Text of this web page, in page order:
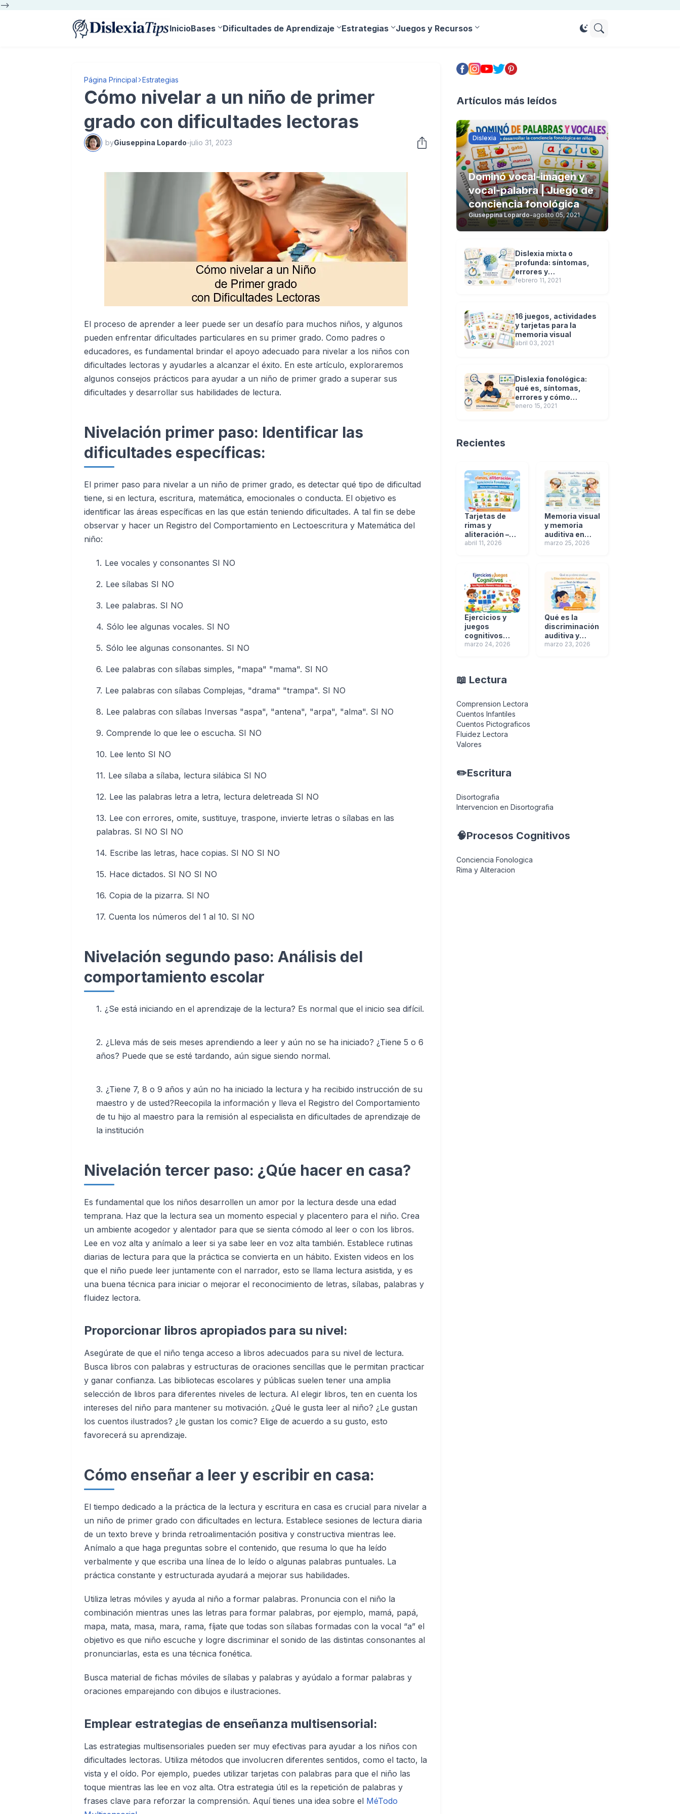
-->
InicioBases Dificultades de Aprendizaje Estrategias Juegos y Recursos
Página Principal Estrategias
Cómo nivelar a un niño de primer
grado con dificultades lectoras
byGiuseppina Lopardo-julio 31, 2023
El proceso de aprender a leer puede ser un desafío para muchos niños, y algunos
pueden enfrentar dificultades particulares en su primer grado. Como padres o
educadores, es fundamental brindar el apoyo adecuado para nivelar a los niños con
dificultades lectoras y ayudarles a alcanzar el éxito. En este artículo, exploraremos
algunos consejos prácticos para ayudar a un niño de primer grado a superar sus
dificultades y desarrollar sus habilidades de lectura.
Nivelación primer paso: Identificar las
dificultades específicas:
El primer paso para nivelar a un niño de primer grado, es detectar qué tipo de dificultad
tiene, si en lectura, escritura, matemática, emocionales o conducta. El objetivo es
identificar las áreas específicas en las que están teniendo dificultades. A tal fin se debe
observar y hacer un Registro del Comportamiento en Lectoescritura y Matemática del
niño:
Lee vocales y consonantes SI NO
Lee sílabas SI NO
Lee palabras. SI NO
Sólo lee algunas vocales. SI NO
Sólo lee algunas consonantes. SI NO
Lee palabras con sílabas simples, "mapa" "mama". SI NO
Lee palabras con sílabas Complejas, "drama" "trampa". SI NO
Lee palabras con sílabas Inversas "aspa", "antena", "arpa", "alma". SI NO
Comprende lo que lee o escucha. SI NO
Lee lento SI NO
Lee sílaba a sílaba, lectura silábica SI NO
Lee las palabras letra a letra, lectura deletreada SI NO
Lee con errores, omite, sustituye, traspone, invierte letras o sílabas en las
palabras. SI NO SI NO
Escribe las letras, hace copias. SI NO SI NO
Hace dictados. SI NO SI NO
Copia de la pizarra. SI NO
Cuenta los números del 1 al 10. SI NO
Nivelación segundo paso: Análisis del
comportamiento escolar
¿Se está iniciando en el aprendizaje de la lectura? Es normal que el inicio sea difícil.
¿Lleva más de seis meses aprendiendo a leer y aún no se ha iniciado? ¿Tiene 5 o 6
años? Puede que se esté tardando, aún sigue siendo normal.
¿Tiene 7, 8 o 9 años y aún no ha iniciado la lectura y ha recibido instrucción de su
maestro y de usted?Reecopila la información y lleva el Registro del Comportamiento
de tu hijo al maestro para la remisión al especialista en dificultades de aprendizaje de
la institución
Nivelación tercer paso: ¿Qúe hacer en casa?
Es fundamental que los niños desarrollen un amor por la lectura desde una edad
temprana. Haz que la lectura sea un momento especial y placentero para el niño. Crea
un ambiente acogedor y alentador para que se sienta cómodo al leer o con los libros.
Lee en voz alta y anímalo a leer si ya sabe leer en voz alta también. Establece rutinas
diarias de lectura para que la práctica se convierta en un hábito. Existen videos en los
que el niño puede leer juntamente con el narrador, esto se llama lectura asistida, y es
una buena técnica para iniciar o mejorar el reconocimiento de letras, sílabas, palabras y
fluidez lectora.
Proporcionar libros apropiados para su nivel:
Asegúrate de que el niño tenga acceso a libros adecuados para su nivel de lectura.
Busca libros con palabras y estructuras de oraciones sencillas que le permitan practicar
y ganar confianza. Las bibliotecas escolares y públicas suelen tener una amplia
selección de libros para diferentes niveles de lectura. Al elegir libros, ten en cuenta los
intereses del niño para mantener su motivación. ¿Qué le gusta leer al niño? ¿Le gustan
los cuentos ilustrados? ¿le gustan los comic? Elige de acuerdo a su gusto, esto
favorecerá su aprendizaje.
Cómo enseñar a leer y escribir en casa:
El tiempo dedicado a la práctica de la lectura y escritura en casa es crucial para nivelar a
un niño de primer grado con dificultades en lectura. Establece sesiones de lectura diaria
de un texto breve y brinda retroalimentación positiva y constructiva mientras lee.
Anímalo a que haga preguntas sobre el contenido, que resuma lo que ha leído
verbalmente y que escriba una línea de lo leído o algunas palabras puntuales. La
práctica constante y estructurada ayudará a mejorar sus habilidades.
Utiliza letras móviles y ayuda al niño a formar palabras. Pronuncia con el niño la
combinación mientras unes las letras para formar palabras, por ejemplo, mamá, papá,
mapa, mata, masa, mara, rama, fíjate que todas son sílabas formadas con la vocal “a” el
objetivo es que niño escuche y logre discriminar el sonido de las distintas consonantes al
pronunciarlas, esta es una técnica fonética.
Busca material de fichas móviles de sílabas y palabras y ayúdalo a formar palabras y
oraciones emparejando con dibujos e ilustraciones.
Emplear estrategias de enseñanza multisensorial:
Las estrategias multisensoriales pueden ser muy efectivas para ayudar a los niños con
dificultades lectoras. Utiliza métodos que involucren diferentes sentidos, como el tacto, la
vista y el oído. Por ejemplo, puedes utilizar tarjetas con palabras para que el niño las
toque mientras las lee en voz alta. Otra estrategia útil es la repetición de palabras y
frases clave para reforzar la comprensión. Aquí tienes una idea sobre el MéTodo
Artículos más leídos
Dislexia
Dominó vocal-imagen y
vocal-palabra | Juego de
conciencia fonológica
Giuseppina Lopardo-agosto 05, 2021
Dislexia mixta o
profunda: síntomas,
errores y
características
febrero 11, 2021
16 juegos, actividades
y tarjetas para la
memoria visual
abril 03, 2021
Dislexia fonológica:
qué es, síntomas,
errores y cómo
detectarla
enero 15, 2021
Recientes
Tarjetas de
rimas y
aliteración –
material
fonológica
abril 11, 2026
Memoria visual
y memoria
auditiva en
niños: bases
marzo 25, 2026
Ejercicios y
juegos
cognitivos
para mejorar la
marzo 24, 2026
Qué es la
discriminación
auditiva y
cómo
marzo 23, 2026
📖 Lectura
Comprension Lectora
Cuentos Infantiles
Cuentos Pictograficos
Fluidez Lectora
Valores
✏️Escritura
Disortografia
Intervencion en Disortografia
🧠Procesos Cognitivos
Conciencia Fonologica
Rima y Aliteracion